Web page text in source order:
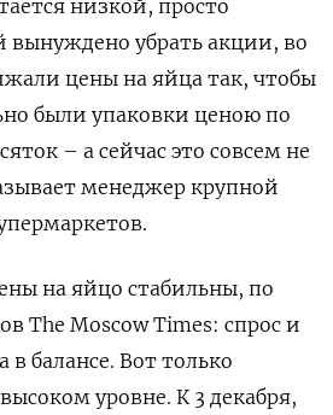
низкой, просто
вынуждено убрать акции, во
цены на яйца так, чтобы
были упаковки ценою по
– а сейчас это совсем не
менеджер крупной
на яйцо стабильны, по
The Moscow Times: спрос и
балансе. Вот только
уровне. К 3 декабря,